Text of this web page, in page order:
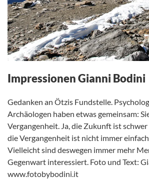
Impressionen Gianni Bodini
Gedanken an Ötzis Fundstelle.
Archäologen haben etwas gemeinsam:
Vergangenheit. Ja, die Zukunft ist
die Vergangenheit ist nicht immer
Vielleicht sind deswegen immer mehr
Gegenwart interessiert. Foto und Text:
www.fotobybodini.it